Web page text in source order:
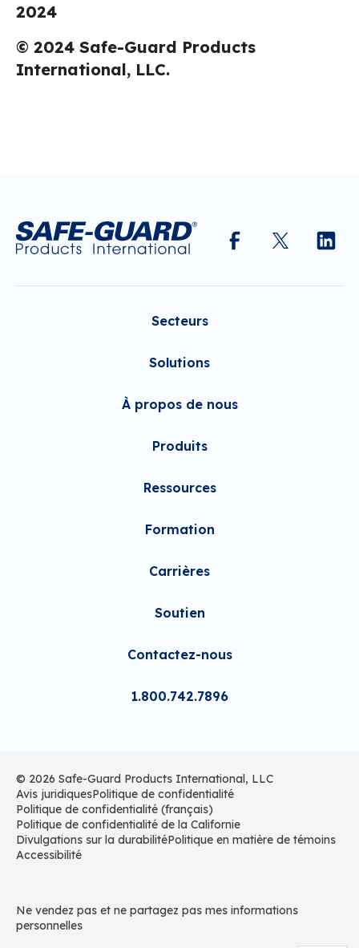
2024
© 2024 Safe-Guard Products
International, LLC.
Secteurs
Solutions
À propos de nous
Produits
Ressources
Formation
Carrières
Soutien
Contactez-nous
1.800.742.7896
© 2026 Safe-Guard Products International, LLC
Avis juridiquesPolitique de confidentialité
Politique de confidentialité (français)
Politique de confidentialité de la Californie
Divulgations sur la durabilitéPolitique en matière de témoins
Accessibilité
Ne vendez pas et ne partagez pas mes informations
personnelles